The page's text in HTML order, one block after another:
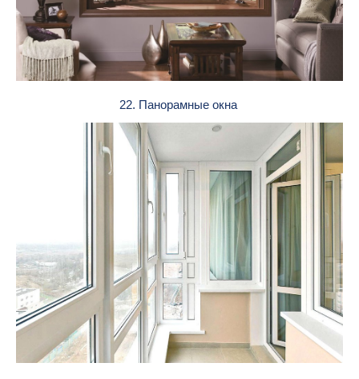
22. Панорамные окна